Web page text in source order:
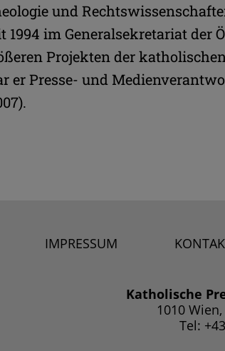
und
1994 im Generalsekretariat der
Projekten der
er Presse- und
IMPRESSUM
Katholische
1010
Tel: